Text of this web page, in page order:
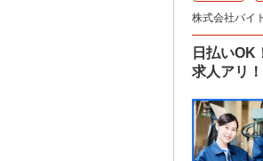
株式会社バイ
日払いOK
求人アリ！